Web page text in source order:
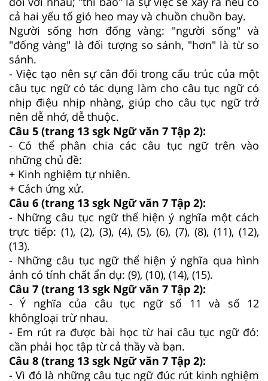
cả hai yếu tố gió heo may và chuồn chuồn bay.
Người sống hơn đống vàng: "người sống" và
"đống vàng" là đối tượng so sánh, "hơn" là từ so
sánh.
- Việc tạo nên sự cân đối trong cấu trúc của một
câu tục ngữ có tác dụng làm cho câu tục ngữ có
nhịp điệu nhịp nhàng, giúp cho câu tục ngữ trở
nên dễ nhớ, dễ thuộc.
Câu 5 (trang 13 sgk Ngữ văn 7 Tập 2):
- Có thể phân chia các câu tục ngữ trên vào
những chủ đề:
+ Kinh nghiệm tự nhiên.
+ Cách ứng xử.
Câu 6 (trang 13 sgk Ngữ văn 7 Tập 2):
- Những câu tục ngữ thể hiện ý nghĩa một cách
trực tiếp: (1), (2), (3), (4), (5), (6), (7), (8), (11), (12),
(13).
- Những câu tục ngữ thể hiện ý nghĩa qua hình
ảnh có tính chất ẩn dụ: (9), (10), (14), (15).
Câu 7 (trang 13 sgk Ngữ văn 7 Tập 2):
- Ý nghĩa của câu tục ngữ số 11 và số 12
khôngloại trừ nhau.
- Em rút ra được bài học từ hai câu tục ngữ đó:
cần phải học tập từ cả thầy và bạn.
Câu 8 (trang 13 sgk Ngữ văn 7 Tập 2):
- Vì đó là những câu tục ngữ đúc rút kinh nghiệm